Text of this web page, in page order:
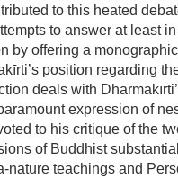
to this heated
to answer at least
by offering a
position regarding
deals with
expression of
to his critique of the
of Buddhist
nature teachings and